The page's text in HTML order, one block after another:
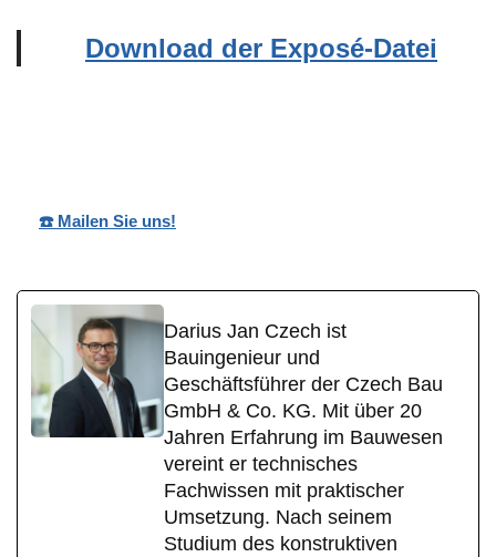
Download der Exposé-Datei
☎️ Mailen Sie uns!
Darius Jan Czech ist
Bauingenieur und
Geschäftsführer der Czech Bau
GmbH & Co. KG. Mit über 20
Jahren Erfahrung im Bauwesen
vereint er technisches
Fachwissen mit praktischer
Umsetzung. Nach seinem
Studium des konstruktiven